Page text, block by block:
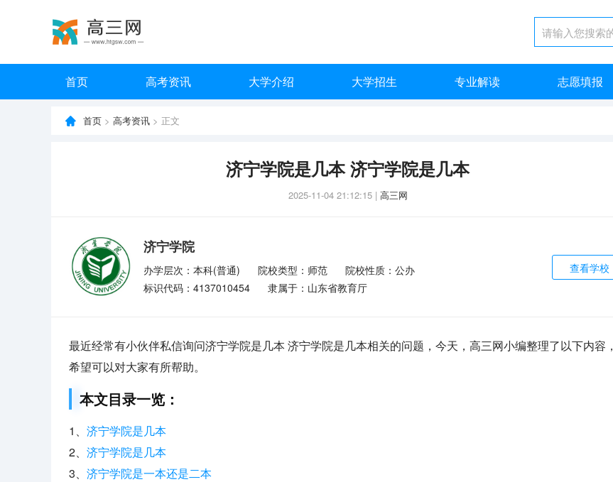
首页 高考资讯 大学介绍 大学招生 专业解读 志愿填报
首页 > 高考资讯 > 正文
济宁学院是几本 济宁学院是几本
2025-11-04 21:12:15 | 高三网
济宁学院
办学层次：本科(普通) 院校类型：师范
院校性质：公办
标识代码：4137010454
隶属于：山东省教育厅
查看学校
最近经常有小伙伴私信询问济宁学院是几本 济宁学院是几本相关的问题，今天，高三网小编整理了以下内容，
希望可以对大家有所帮助。
本文目录一览：
1、 济宁学院是几本
2、 济宁学院是几本
3、 济宁学院是一本还是二本